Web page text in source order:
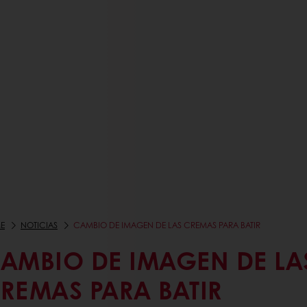
NOTICIAS CAMBIO DE IMAGEN DE LAS CREMAS PARA BATIR
DE IMAGEN DE
PARA BATIR